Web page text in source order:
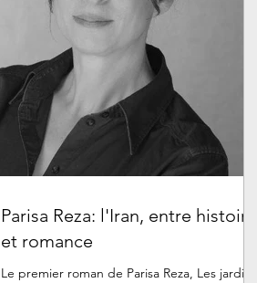
Parisa Reza: l'Iran, entre histoire
et romance
Le premier roman de Parisa Reza, Les jardins